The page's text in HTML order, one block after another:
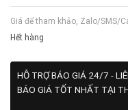
Giá để tham khảo, Zalo/SMS/
Hết hàng
HỖ TRỢ BÁO GIÁ 24/7 -
BÁO GIÁ TỐT NHẤT TẠI